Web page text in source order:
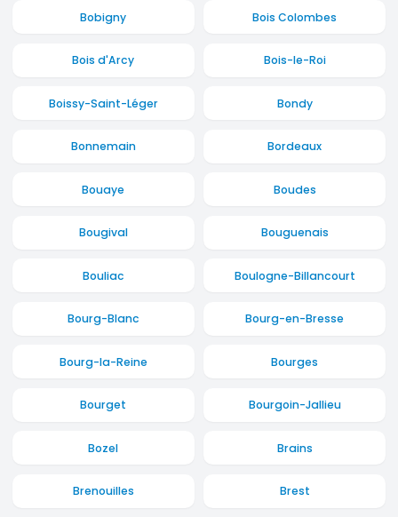
Bobigny Bois Colombes
Bois d'Arcy Bois-le-Roi
Boissy-Saint-Léger Bondy
Bonnemain Bordeaux
Bouaye Boudes
Bougival Bouguenais
Bouliac Boulogne-Billancourt
Bourg-Blanc Bourg-en-Bresse
Bourg-la-Reine Bourges
Bourget Bourgoin-Jallieu
Bozel Brains
Brenouilles Brest